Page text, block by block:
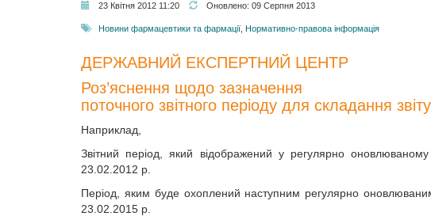
23 Квітня 2012 11:20 Оновлено: 09 Серпня 2013
Новини фармацевтики та фармації Нормативно-правова інформація
ДЕРЖАВНИЙ ЕКСПЕРТНИЙ ЦЕНТР
Роз’яснення щодо зазначення
поточного звітного періоду для складання
Наприклад,
Звітний період, який відображений у регулярно
23.02.2012 р.
Період, яким буде охоплений наступним регулярно
23.02.2015 р.